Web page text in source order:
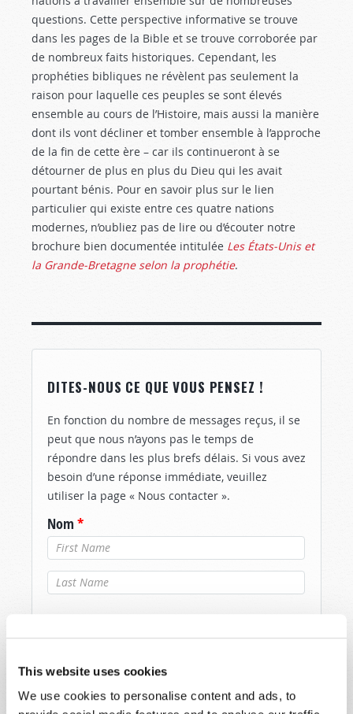
This website uses cookies
We use cookies to personalise content and ads, to
questions. Cette perspective informative se trouve
dans les pages de la Bible et se trouve corroborée par
de nombreux faits historiques. Cependant, les
prophéties bibliques ne révèlent pas seulement la
raison pour laquelle ces peuples se sont élevés
ensemble au cours de l’Histoire, mais aussi la manière
dont ils vont décliner et tomber ensemble à l’approche
de la fin de cette ère – car ils continueront à se
détourner de plus en plus du Dieu qui les avait
pourtant bénis. Pour en savoir plus sur le lien
particulier qui existe entre ces quatre nations
modernes, n’oubliez pas de lire ou d’écouter notre
brochure bien documentée intitulée Les États-Unis et
la Grande-Bretagne selon la prophétie.
DITES-NOUS CE QUE VOUS PENSEZ !
En fonction du nombre de messages reçus, il se
peut que nous n’ayons pas le temps de
répondre dans les plus brefs délais. Si vous avez
besoin d’une réponse immédiate, veuillez
utiliser la page « Nous contacter ».
Nom *
Nom de
famille*
Message*